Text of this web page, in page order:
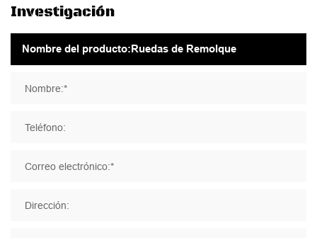
Investigación
Nombre:*
Teléfono:
Correo electrónico:*
Dirección: